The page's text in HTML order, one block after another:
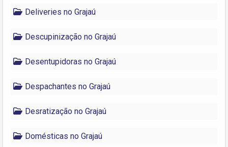
Deliveries no Grajaú
Descupinização no Grajaú
Desentupidoras no Grajaú
Despachantes no Grajaú
Desratização no Grajaú
Domésticas no Grajaú